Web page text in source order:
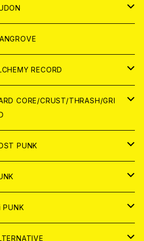
レル
ログ
CONTENTS
RECORD
CORE/CRUST/THRASH/GRI
PUNK
PUNK